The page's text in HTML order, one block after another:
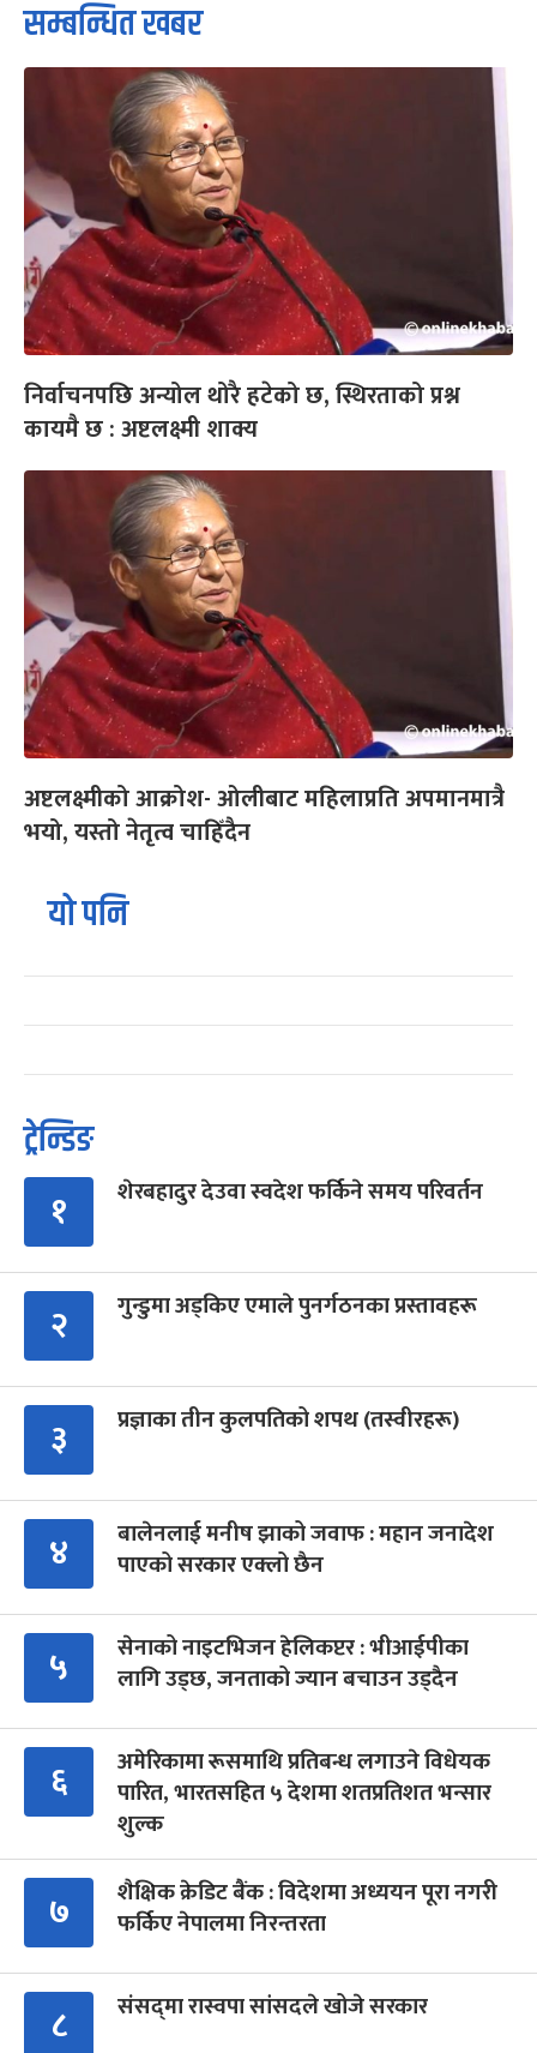
सम्बन्धित खबर
निर्वाचनपछि अन्योल थोरै हटेको छ, स्थिरताको प्रश्न
कायमै छ : अष्टलक्ष्मी शाक्य
अष्टलक्ष्मीको आक्रोश- ओलीबाट महिलाप्रति अपमानमात्रै
भयो, यस्तो नेतृत्व चाहिँदैन
यो पनि
ट्रेन्डिङ
१ शेरबहादुर देउवा स्वदेश फर्किने समय परिवर्तन
२ गुन्डुमा अड्किए एमाले पुनर्गठनका प्रस्तावहरू
३ प्रज्ञाका तीन कुलपतिको शपथ (तस्वीरहरू)
४
बालेनलाई मनीष झाको जवाफ : महान जनादेश
पाएको सरकार एक्लो छैन
५
सेनाको नाइटभिजन हेलिकप्टर : भीआईपीका
लागि उड्छ, जनताको ज्यान बचाउन उड्दैन
६
अमेरिकामा रूसमाथि प्रतिबन्ध लगाउने विधेयक
पारित, भारतसहित ५ देशमा शतप्रतिशत भन्सार
शुल्क
७
शैक्षिक क्रेडिट बैंक : विदेशमा अध्ययन पूरा नगरी
फर्किए नेपालमा निरन्तरता
८ संसद्‍मा रास्वपा सांसदले खोजे सरकार